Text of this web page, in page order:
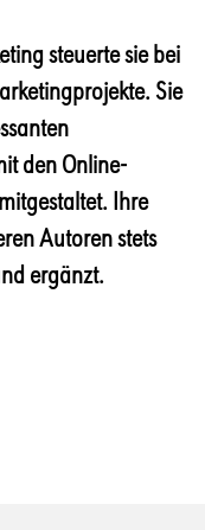
steuerte sie bei
Sie
den Online-
Ihre
Autoren stets
ergänzt.